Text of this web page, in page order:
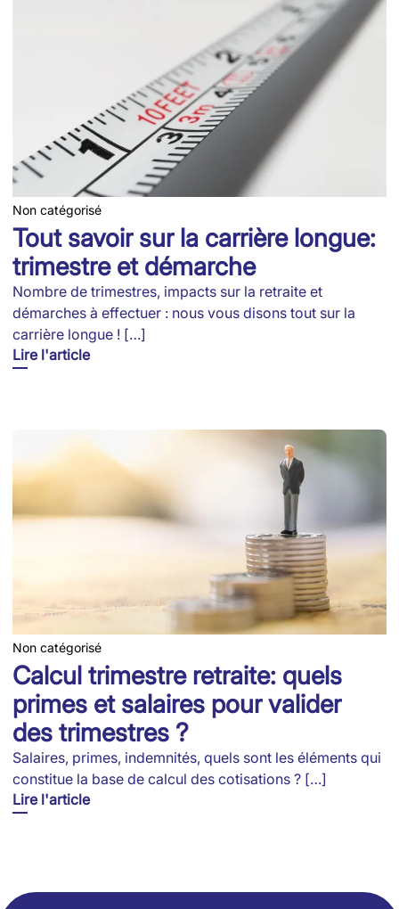
Non catégorisé
Tout savoir sur la carrière longue:
trimestre et démarche
Nombre de trimestres, impacts sur la retraite et
démarches à effectuer : nous vous disons tout sur la
carrière longue ! […]
Lire l'article
Non catégorisé
Calcul trimestre retraite: quels
primes et salaires pour valider
des trimestres ?
Salaires, primes, indemnités, quels sont les éléments qui
constitue la base de calcul des cotisations ? […]
Lire l'article